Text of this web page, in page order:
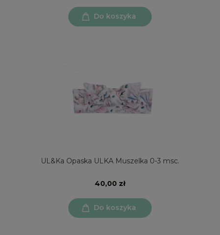
Do koszyka
UL&Ka Opaska ULKA Muszelka 0-3 msc.
40,00 zł
Do koszyka